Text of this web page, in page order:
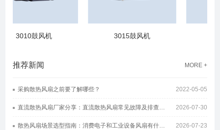
3010鼓风机 3015鼓风机
推荐新闻 MORE +
2022-05-05
采购散热风扇之前要了解哪些？
2026-07-30
直流散热风扇厂家分享：直流散热风扇常见故障及排查方案
2026-07-23
散热风扇场景选型指南：消费电子和工业设备风扇有什么区别